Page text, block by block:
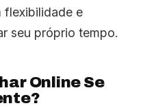
flexibilidade e
seu próprio tempo.
Online Se